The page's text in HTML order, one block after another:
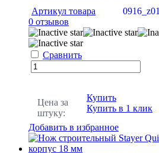
Артикул товара
0916_z01
0 отзывов
Сравнить
Цена за
штуку:
Купить
Купить в 1 клик
Добавить в избранное